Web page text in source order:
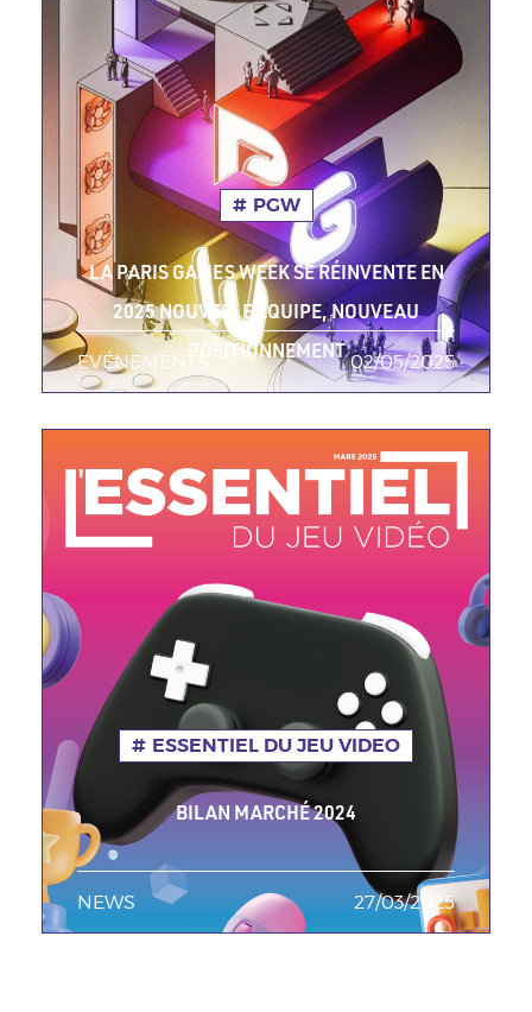
PGW
LA PARIS GAMES WEEK SE RÉINVENTE EN
2025 NOUVELLE ÉQUIPE, NOUVEAU
POSITIONNEMENT
TAGS MINEURES
EVÉNEMENTS Date
02/05/2025
ESSENTIEL DU JEU VIDEO
BILAN MARCHÉ 2024
TAGS MINEURES
NEWS Date
27/03/2025